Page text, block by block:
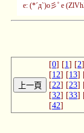
e: (*´д`)o彡ﾟe
[0] [1] [2
[12] [13]
[22] [23]
[32] [33]
[42]